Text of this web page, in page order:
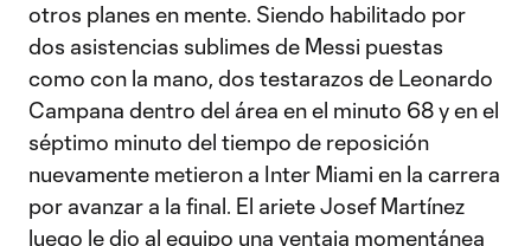
otros planes en mente. Siendo habilitado por
dos asistencias sublimes de Messi puestas
como con la mano, dos testarazos de Leonardo
Campana dentro del área en el minuto 68 y en el
séptimo minuto del tiempo de reposición
nuevamente metieron a Inter Miami en la carrera
por avanzar a la final. El ariete Josef Martínez
luego le dio al equipo una ventaja momentánea